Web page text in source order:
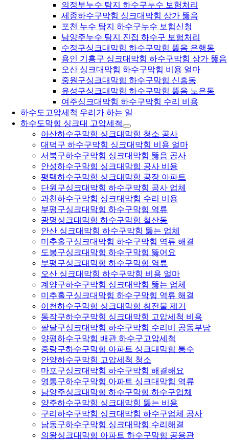
의정부누수 탐지 하수구누수 보험처리
세종하수구막힘 싱크대막힘 상가 뚫음
포천 누수 탐지 하수구누수 보험신청
남양주누수 탐지 진접 하수구 보험처리
수정구싱크대막힘 하수구막힘 뚫음 은행동
용인 기흥구 싱크대막힘 하수구막힘 상가 뚫음
오산 싱크대막힘 하수구막힘 비용 얼마
중원구싱크대막힘 하수구막힘 신흥동
유성구싱크대막힘 하수구막힘 뚫음 노은동
여주싱크대막힘 하수구막힘 수리 비용
하수도고압세척 우리가 하는 일
하수도막힘 싱크대 고압세척
아산하수구막힘 싱크대막힘 청소 공사
대덕구 하수구막힘 싱크대막힘 비용 얼마
서북구하수구막힘 싱크대막힘 뚫음 공사
안성하수구막힘 싱크대막힘 공사 비용
평택하수구막힘 싱크대막힘 공장 아파트
단원구싱크대막힘 하수구막힘 공사 업체
과천하수구막힘 싱크대막힘 수리 비용
부평구싱크대막힘 하수구막힘 역류
광명싱크대막힘 하수구막힘 철산동
안산 싱크대막힘 하수구막힘 뚫는 업체
미추홀구싱크대막힘 하수구막힘 역류 해결
도봉구싱크대막힘 하수구막힘 뚫어요
부평구싱크대막힘 하수구막힘 역류
오산 싱크대막힘 하수구막힘 비용 얼마
계양구하수구막힘 싱크대막힘 뚫는 업체
미추홀구싱크대막힘 하수구막힘 역류 해결
이천하수구막힘 싱크대막힘 침전물 제거
동작구하수구막힘 싱크대막힘 고압세척 비용
팔달구싱크대막힘 하수구막힘 수리비 공동부담
양평하수구막힘 배관 하수구고압세척
중랑구하수구막힘 아파트 싱크대막힘 통수
안양하수구막힘 고압세척 청소
마포구싱크대막힘 하수구막힘 해결해요
영통구하수구막힘 아파트 싱크대막힘 역류
남양주싱크대막힘 하수구막힘 하수구업체
양주하수구막힘 싱크대막힘 뚫는 비용
구리하수구막힘 싱크대막힘 하수구업체 공사
남동구하수구막힘 싱크대막힘 수리해결
의왕싱크대막힘 아파트 하수구막힘 공용관